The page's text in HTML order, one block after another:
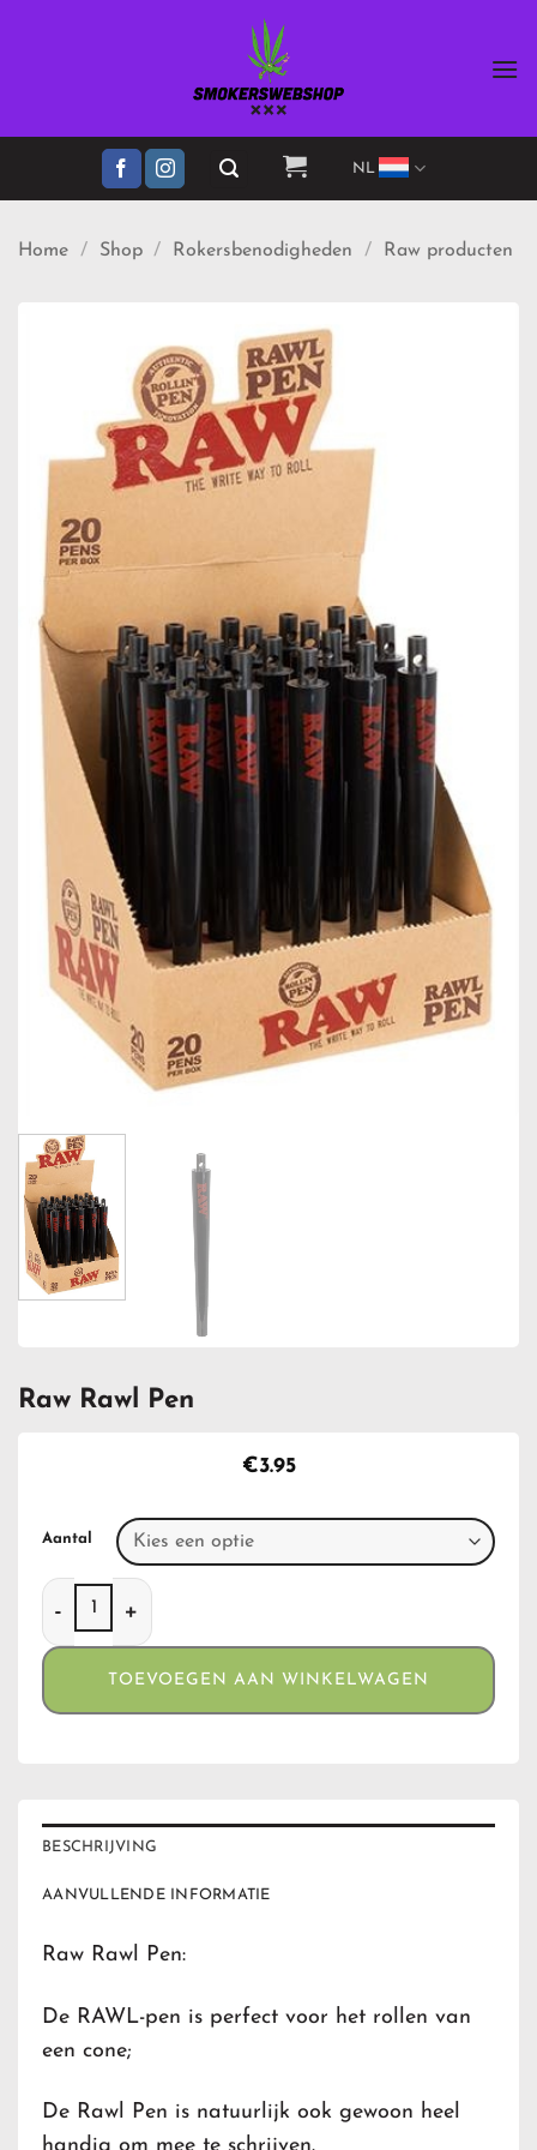
NL
Home / Shop / Rokersbenodigheden / Raw producten
Raw Rawl Pen
€3.95
Aantal
Raw Rawl Pen aantal
TOEVOEGEN AAN WINKELWAGEN
BESCHRIJVING
AANVULLENDE INFORMATIE
Raw Rawl Pen:
De RAWL-pen is perfect voor het rollen van
een cone;
De Rawl Pen is natuurlijk ook gewoon heel